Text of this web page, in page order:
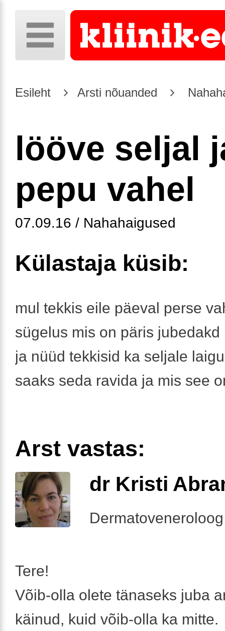
Esileht Arsti nõuanded
lööve seljal
pepu vahel
07.09.16 / Nahahaigused
Külastaja küsib:
mul tekkis eile päeval perse
sügelus mis on päris
ja nüüd tekkisid ka seljale
saaks seda ravida ja mis see
Arst vastas:
dr Kristi
Dermatoveneroloog
Tere!
Võib-olla olete tänaseks juba
käinud, kuid võib-olla ka mitte.